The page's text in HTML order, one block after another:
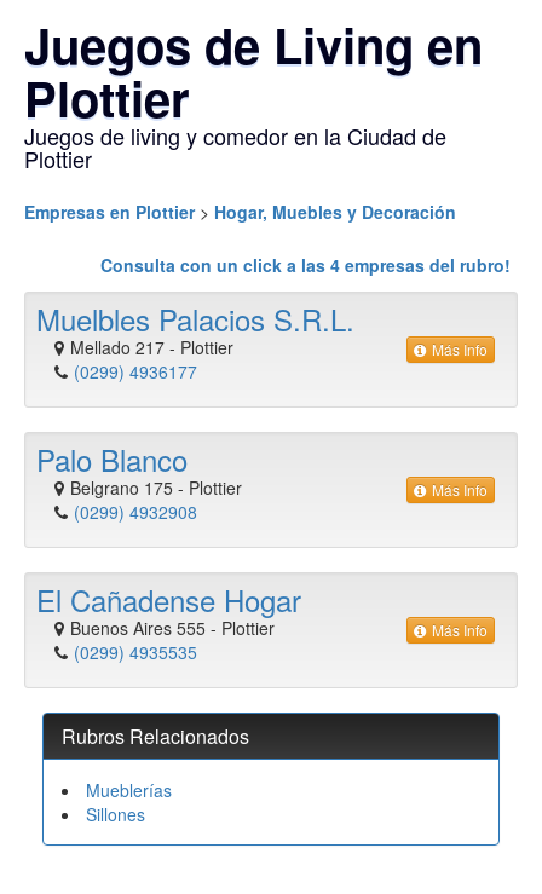
Juegos de Living en
Plottier
Juegos de living y comedor en la Ciudad de
Plottier
Empresas en Plottier> Hogar, Muebles y Decoración
Consulta con un click a las 4 empresas del rubro!
Muelbles Palacios S.R.L.
Mellado 217 - Plottier
(0299) 4936177
Más Info
Palo Blanco
Belgrano 175 - Plottier
(0299) 4932908
Más Info
El Cañadense Hogar
Buenos Aires 555 - Plottier
(0299) 4935535
Más Info
Rubros Relacionados
Mueblerías
Sillones